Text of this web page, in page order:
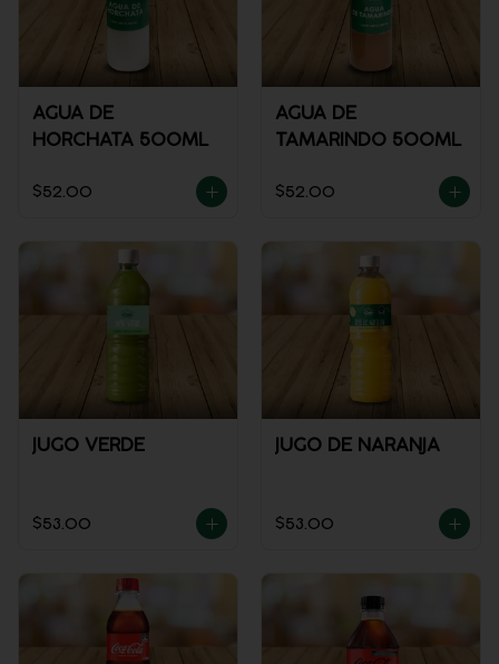
AGUA DE
HORCHATA 500ML
$52.00
AGUA DE
TAMARINDO 500ML
$52.00
JUGO VERDE
$53.00
JUGO DE NARANJA
$53.00